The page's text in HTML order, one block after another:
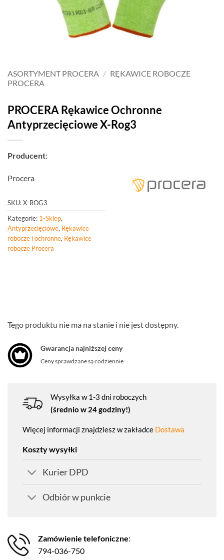
ASORTYMENT PROCERA / RĘKAWICE ROBOCZE
PROCERA
PROCERA Rękawice Ochronne
Antyprzecięciowe X-Rog3
Producent:
Procera
SKU:X-ROG3
Kategorie: 1-Sklep,
Antyprzecięciowe, Rękawice
robocze i ochronne, Rękawice
robocze Procera
Tego produktu nie ma na stanie i nie jest dostępny.
Gwarancja najniższej ceny
Ceny sprawdzane są codziennie
Wysyłka w 1-3 dni roboczych
(średnio w 24 godziny!)
Więcej informacji znajdziesz w zakładce Dostawa
Koszty wysyłki
Kurier DPD
Odbiór w punkcie
Zamówienie telefoniczne:
794-036-750